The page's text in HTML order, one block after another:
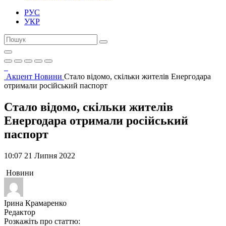
РУС
УКР
Акцент Новини Стало відомо, скільки жителів Енергодара
отримали російський паспорт
Стало відомо, скільки жителів
Енергодара отримали російський
паспорт
10:07 21 Липня 2022
Новини
Ірина Крамаренко
Редактор
Розкажіть про статтю: